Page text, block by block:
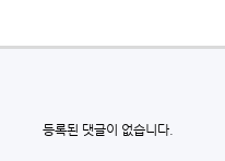
등록된 댓글이 없습니다.